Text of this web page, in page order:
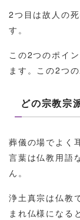
2つ目は故人の
す。
この2つのポイ
ます。この2つ
どの宗教宗
葬儀の場でよく
言葉は仏教用語
ん。
浄土真宗は仏教
まれ仏様になる